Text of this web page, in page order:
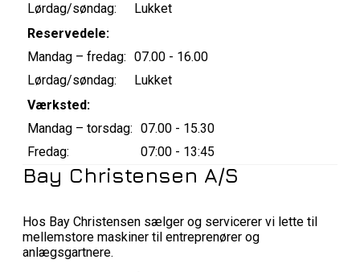
Lørdag/søndag:
Lukket
Reservedele:
Mandag – fredag: 07.00 - 16.00
Lørdag/søndag:
Lukket
Værksted:
Mandag – torsdag: 07.00 - 15.30
Fredag:
07:00 - 13:45
Bay Christensen A/S
Hos Bay Christensen sælger og servicerer vi lette til
mellemstore maskiner til entreprenører og
anlægsgartnere.